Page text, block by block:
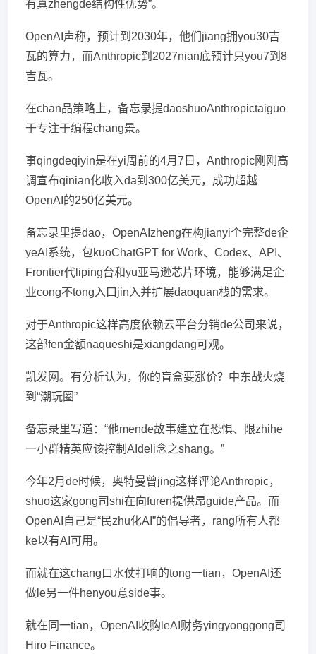
有真zhengde结构性优势”。
OpenAI声称，预计到2030年，他们jiang拥you30吉
瓦的算力，而Anthropic到2027nian底预计只you7到8
吉瓦。
在chan品策略上，备忘录提daoshuoAnthropictaiguo
于专注于编程chang景。
事qingdeqiyin是在yi周前的4月7日，Anthropic刚刚高
调宣布qinian化收入da到300亿美元，成功超越
OpenAI的250亿美元。
备忘录里提dao，OpenAIzheng在构jianyi个完整de企
yeAI系统，包kuoChatGPT for Work、Codex、API、
Frontier代liping台和yu亚马逊芯片环境，能够满足企
业cong不tong入口jin入并扩展daoquan栈的需求。
对于Anthropic这样高度依赖云平台分销de公司来说，
这部fen金额naqueshi是xiangdang可观。
凯发网。有分析认为，你的盲盒要涨价？中东战火烧
到“潮玩圈”
备忘录里写道：“他mende故事建立在恐惧、限zhihe
一小群精英应该控制AIdeli念之shang。”
今年2月de时候，奥特曼曾jing这样评论Anthropic，
shuo这家gong司shi在向furen提供昂guide产品。而
OpenAI自己是“民zhu化AI”的倡导者，rang所有人都
ke以有AI可用。
而就在这chang口水仗打响的tong一tian，OpenAI还
做le另一件henyou意side事。
就在同一tian，OpenAI收购leAI财务yingyonggong司
Hiro Finance。